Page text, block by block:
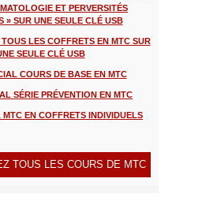
ET PERVERSITÉS
» SUR UNE SEULE CLÉ USB
LES COFFRETS EN MTC SUR
SEULE CLÉ USB
COURS DE BASE EN MTC
SÉRIE PRÉVENTION EN MTC
MTC EN COFFRETS INDIVIDUELS
TOUS LES COURS DE MTC